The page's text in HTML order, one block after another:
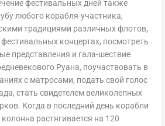
фестивальных дней также
любого корабля-участника,
традициями различных флотов,
концертах, посмотреть
представления и гала-шествие
Руана, поучаствовать в
с матросами, подать свой голос
стать свидетелем великолепных
Когда в последний день корабли
растягивается на 120